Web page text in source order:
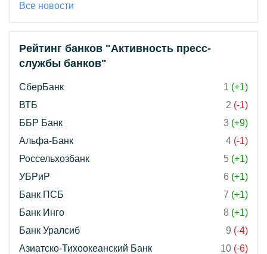
Все новости
Рейтинг банков "Активность пресс-
службы банков"
СберБанк 1 (+1)
ВТБ
2 (-1)
ББР Банк
3 (+9)
Альфа-Банк
4 (-1)
Россельхозбанк
5 (+1)
УБРиР
6 (+1)
Банк ПСБ
7 (+1)
Банк Инго
8 (+1)
Банк Уралсиб
9 (-4)
Азиатско-Тихоокеанский Банк
10 (-6)